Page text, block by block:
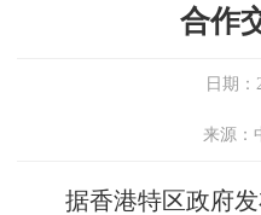
合作
日期：
来源：
据香港特区政府发